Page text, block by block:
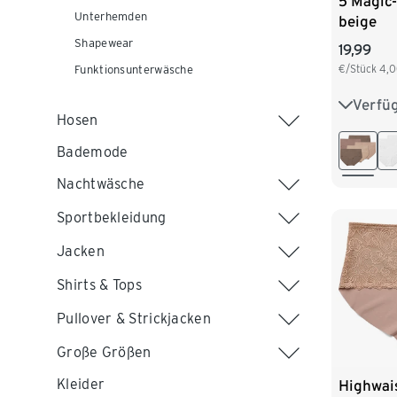
Unterhemden
Shapewear
Funktionsunterwäsche
Hosen
Bademode
Nachtwäsche
Sportbekleidung
Jacken
Shirts & Tops
Pullover & Strickjacken
Große Größen
Kleider
beige
19,99
€/Stück
XS 32/
M 40/42